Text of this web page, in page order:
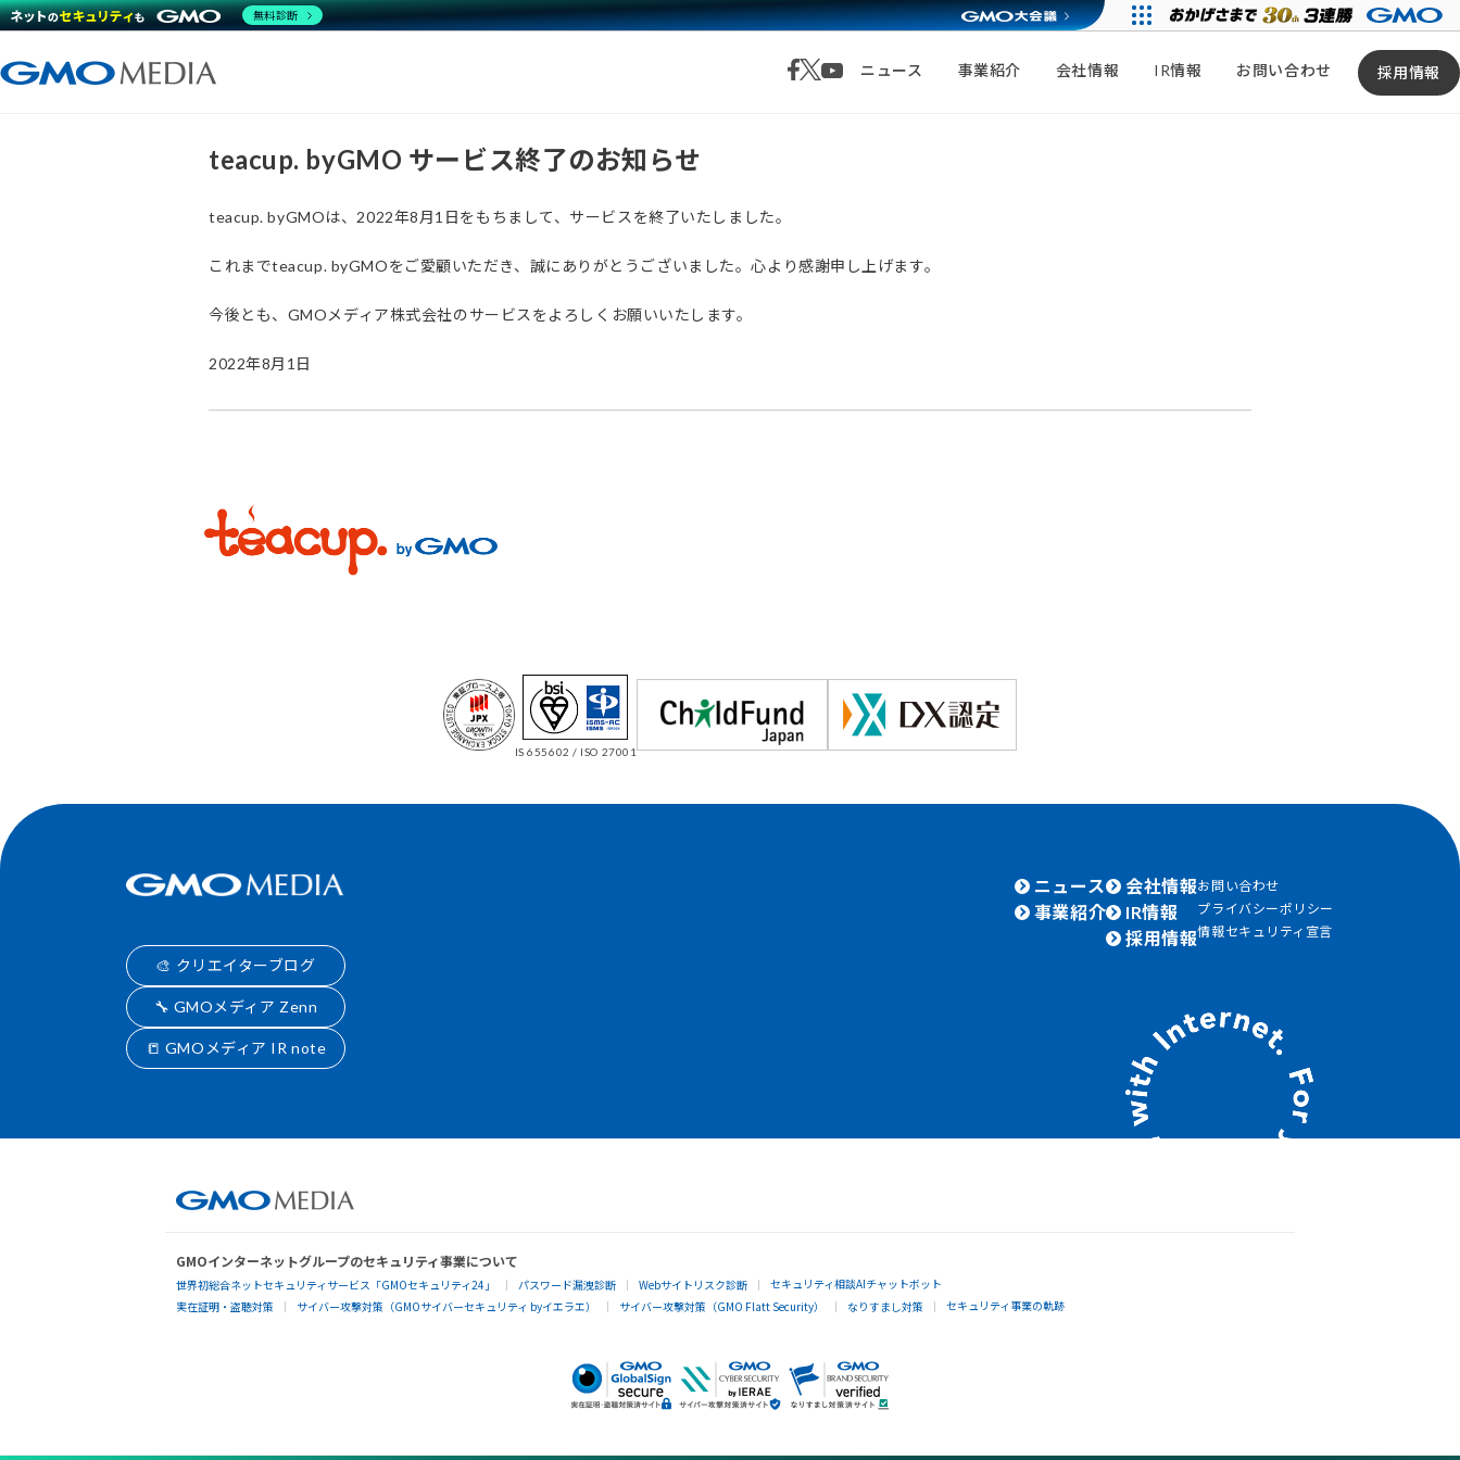
ニュース 事業紹介 会社情報 IR情報 お問い合わせ 採用情報
teacup. byGMO サービス終了のお知らせ
teacup. byGMOは、2022年8月1日をもちまして、サービスを終了いたしました。
これまでteacup. byGMOをご愛顧いただき、誠にありがとうございました。心より感謝申し上げます。
今後とも、GMOメディア株式会社のサービスをよろしくお願いいたします。
2022年8月1日
IS 655602 / ISO 27001
🎨 クリエイターブログ
🔧 GMOメディア Zenn
📒 GMOメディア IR note
ニュース
事業紹介
会社情報
IR情報
採用情報
お問い合わせ
プライバシーポリシー
情報セキュリティ宣言
GMOインターネットグループのセキュリティ事業について
世界初総合ネットセキュリティサービス「GMOセキュリティ24」 パスワード漏洩診断 Webサイトリスク診断
セキュリティ相談AIチャットボット
実在証明・盗聴対策
サイバー攻撃対策（GMOサイバーセキュリティ byイエラエ） サイバー攻撃対策（GMO Flatt Security） なりすまし対策 セキュリティ事業の軌跡
無料診断